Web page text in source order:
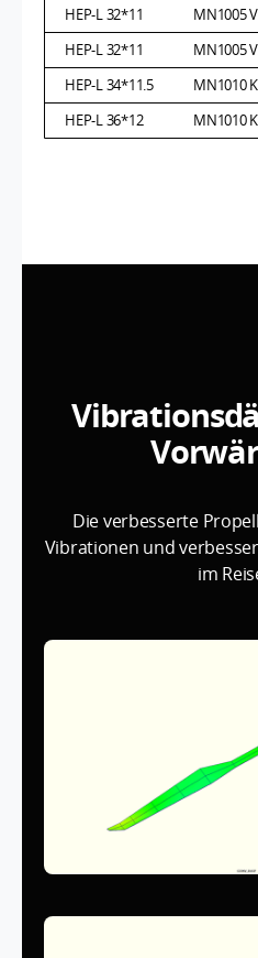
HEP-L 32*11
MN1005
HEP-L 32*11
MN1005
HEP-L 34*11.5
MN1010
HEP-L 36*12
MN1010
Die verbesserte
Vibrationen und
im